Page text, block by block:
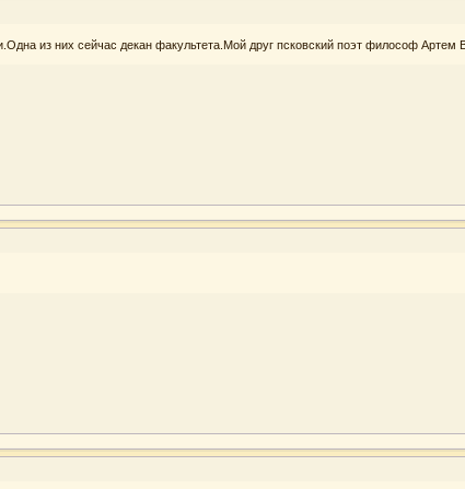
из них сейчас декан факультета.Мой друг псковский поэт философ Артем